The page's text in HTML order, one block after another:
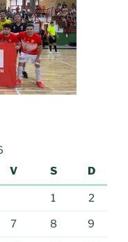
V S D
1 2
7 8 9